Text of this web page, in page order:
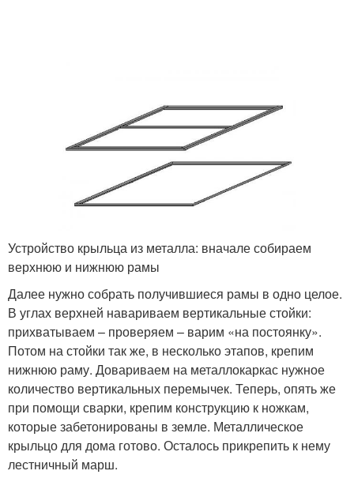
Устройство крыльца из металла: вначале собираем
верхнюю и нижнюю рамы
Далее нужно собрать получившиеся рамы в одно целое.
В углах верхней навариваем вертикальные стойки:
прихватываем – проверяем – варим «на постоянку».
Потом на стойки так же, в несколько этапов, крепим
нижнюю раму. Довариваем на металлокаркас нужное
количество вертикальных перемычек. Теперь, опять же
при помощи сварки, крепим конструкцию к ножкам,
которые забетонированы в земле. Металлическое
крыльцо для дома готово. Осталось прикрепить к нему
лестничный марш.